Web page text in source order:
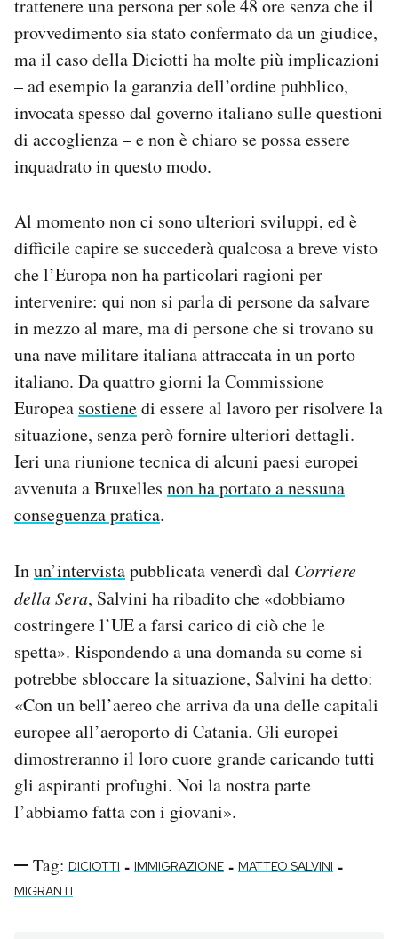
trattenere una persona per sole 48 ore senza che il
provvedimento sia stato confermato da un giudice,
ma il caso della Diciotti ha molte più implicazioni
– ad esempio la garanzia dell’ordine pubblico,
invocata spesso dal governo italiano sulle questioni
di accoglienza – e non è chiaro se possa essere
inquadrato in questo modo.
Al momento non ci sono ulteriori sviluppi, ed è
difficile capire se succederà qualcosa a breve visto
che l’Europa non ha particolari ragioni per
intervenire: qui non si parla di persone da salvare
in mezzo al mare, ma di persone che si trovano su
una nave militare italiana attraccata in un porto
italiano. Da quattro giorni la Commissione
Europea sostienedi essere al lavoro per risolvere la
situazione, senza però fornire ulteriori dettagli.
Ieri una riunione tecnica di alcuni paesi europei
avvenuta a Bruxelles non ha portato a nessuna
conseguenza pratica.
Inun’intervistapubblicata venerdì dal Corriere
della Sera, Salvini ha ribadito che «dobbiamo
costringere l’UE a farsi carico di ciò che le
spetta». Rispondendo a una domanda su come si
potrebbe sbloccare la situazione, Salvini ha detto:
«Con un bell’aereo che arriva da una delle capitali
europee all’aeroporto di Catania. Gli europei
dimostreranno il loro cuore grande caricando tutti
gli aspiranti profughi. Noi la nostra parte
l’abbiamo fatta con i giovani».
Tag: DICIOTTI - IMMIGRAZIONE - MATTEO SALVINI -
MIGRANTI